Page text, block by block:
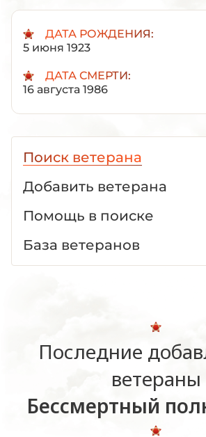
ДАТА РОЖДЕНИЯ:
5 июня 1923
ДАТА СМЕРТИ:
16 августа 1986
Поиск ветерана
Добавить ветерана
Помощь в поиске
База ветеранов
Последние
ветераны
Бессмертный